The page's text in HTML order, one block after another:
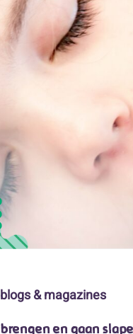
& magazines
en gaan